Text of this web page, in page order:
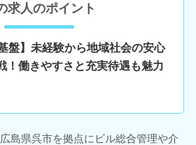
求人のポイント
盤】未経験から地域社会の安心
！働きやすさと充実待遇も魅力
島県呉市を拠点にビル総合管理や介